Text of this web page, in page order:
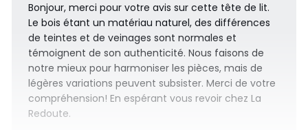
Bonjour, merci pour votre avis sur cette tête de lit.
Le bois étant un matériau naturel, des différences
de teintes et de veinages sont normales et
témoignent de son authenticité. Nous faisons de
notre mieux pour harmoniser les pièces, mais de
légères variations peuvent subsister. Merci de votre
compréhension! En espérant vous revoir chez La
Redoute.